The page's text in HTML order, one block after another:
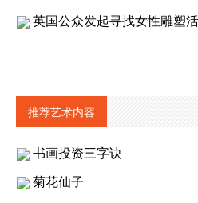
英国公众发起寻找女性雕塑
推荐艺术内容
书画投资三字诀
菊花仙子